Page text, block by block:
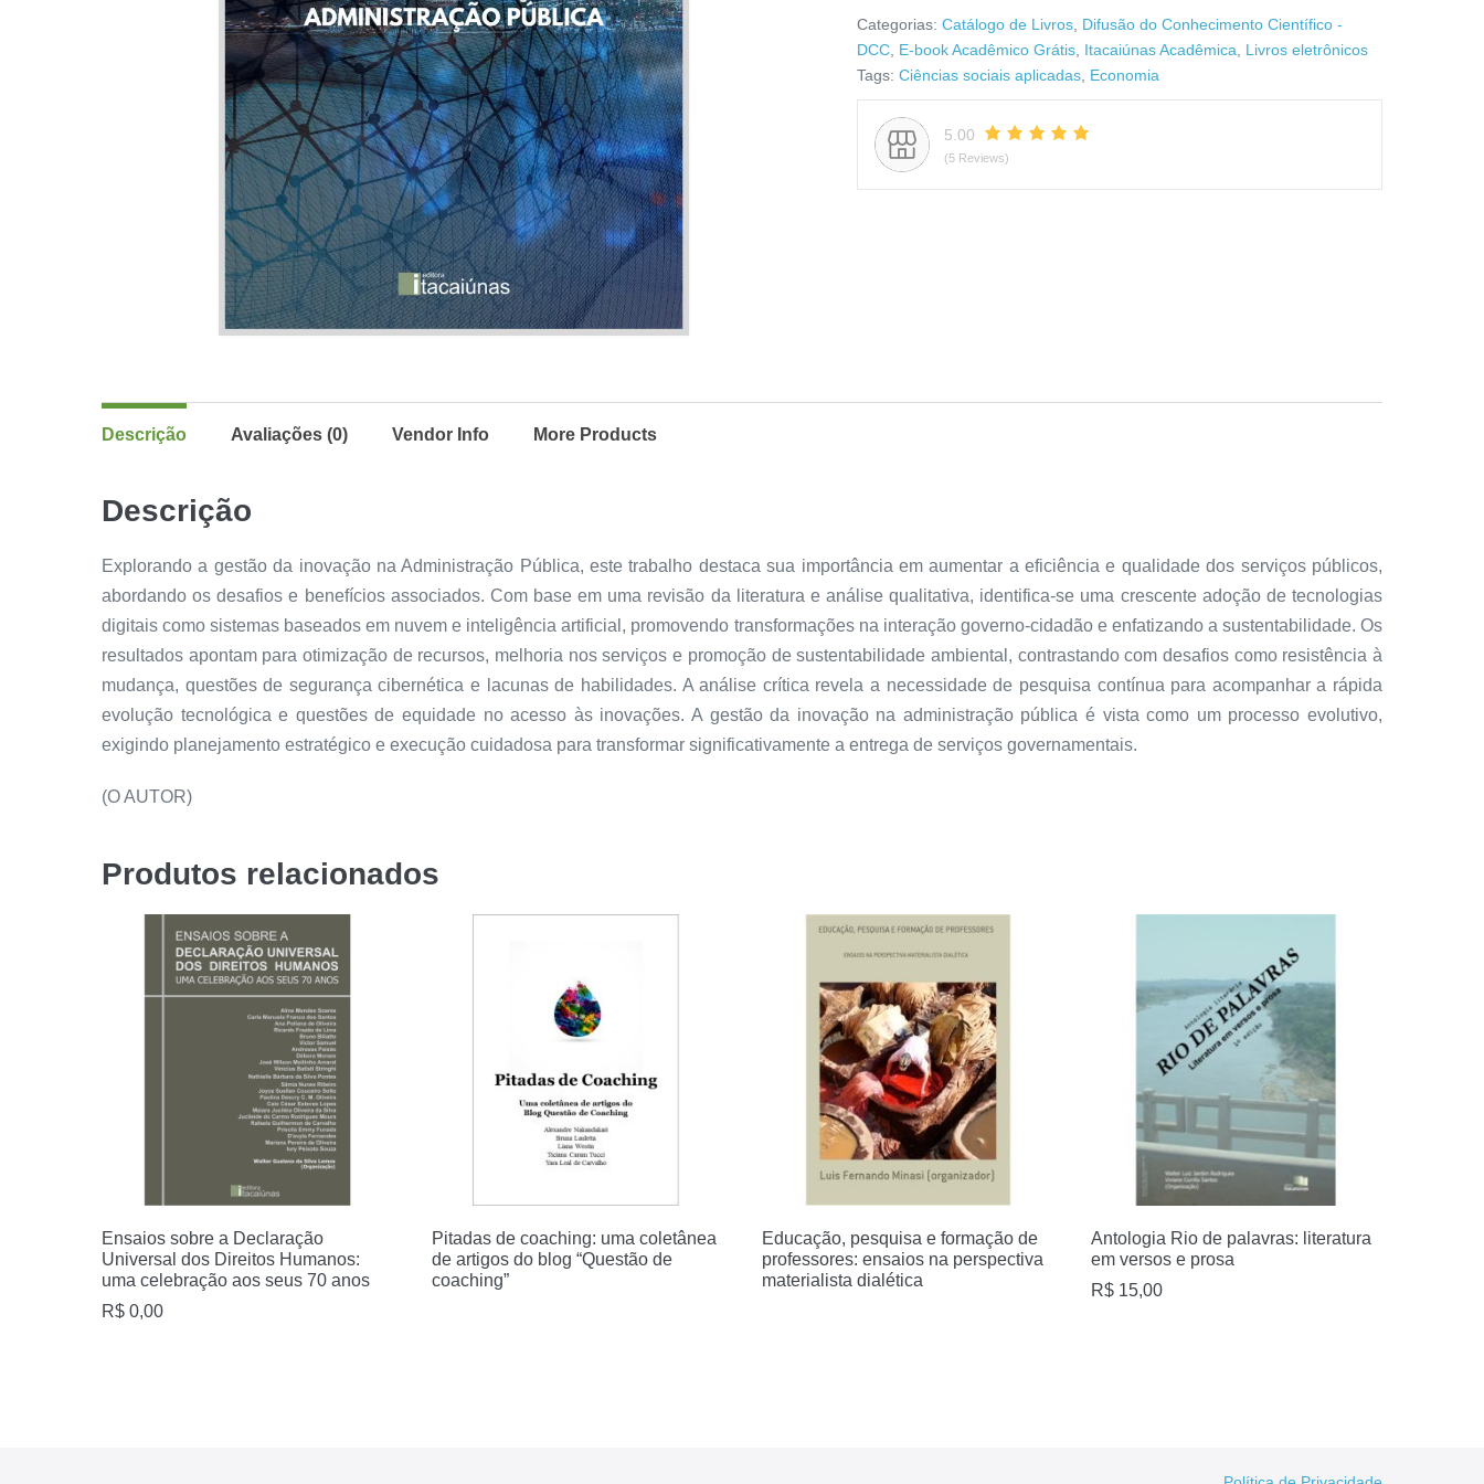
Categorias:Catálogo de Livros Difusão do Conhecimento Científico -
DCC E-book Acadêmico Grátis Itacaiúnas Acadêmica
Livros eletrônicos
Tags:Ciências sociais aplicadas Economia
5.00
(5 Reviews)
Descrição Avaliações (0) Vendor Info More Products
Descrição
Explorando a gestão da inovação na Administração Pública, este trabalho destaca sua importância em aumentar a eficiência e qualidade dos serviços públicos,
abordando os desafios e benefícios associados. Com base em uma revisão da literatura e análise qualitativa, identifica-se uma crescente adoção de tecnologias
digitais como sistemas baseados em nuvem e inteligência artificial, promovendo transformações na interação governo-cidadão e enfatizando a sustentabilidade. Os
resultados apontam para otimização de recursos, melhoria nos serviços e promoção de sustentabilidade ambiental, contrastando com desafios como resistência à
mudança, questões de segurança cibernética e lacunas de habilidades. A análise crítica revela a necessidade de pesquisa contínua para acompanhar a rápida
evolução tecnológica e questões de equidade no acesso às inovações. A gestão da inovação na administração pública é vista como um processo evolutivo,
exigindo planejamento estratégico e execução cuidadosa para transformar significativamente a entrega de serviços governamentais.
(O AUTOR)
Produtos relacionados
Ensaios sobre a Declaração
Universal dos Direitos Humanos:
uma celebração aos seus 70 anos
R$ 0,00
Pitadas de coaching: uma coletânea
de artigos do blog “Questão de
coaching”
Educação, pesquisa e formação de
professores: ensaios na perspectiva
materialista dialética
Antologia Rio de palavras: literatura
em versos e prosa
R$ 15,00